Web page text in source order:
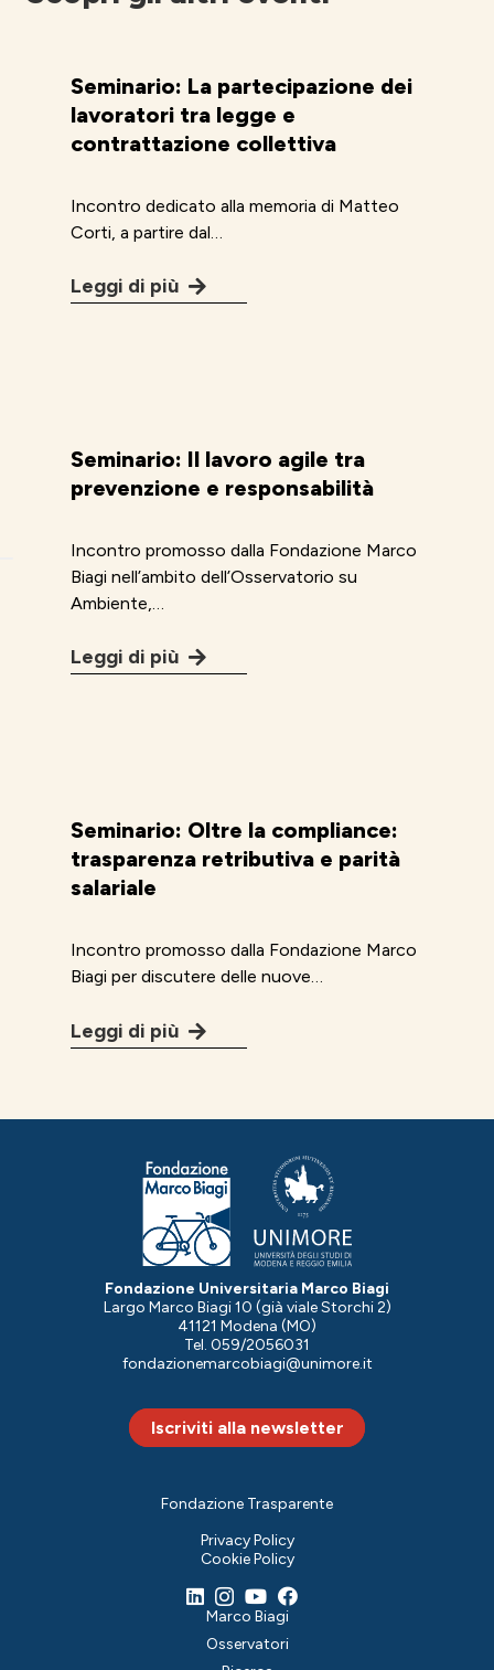
Seminario: La partecipazione dei
lavoratori tra legge e
contrattazione collettiva
Incontro dedicato alla memoria di Matteo
Corti, a partire dal…
Leggi di più
Seminario: Il lavoro agile tra
prevenzione e responsabilità
Incontro promosso dalla Fondazione Marco
Biagi nell’ambito dell’Osservatorio su
Ambiente,…
Leggi di più
Seminario: Oltre la compliance:
trasparenza retributiva e parità
salariale
Incontro promosso dalla Fondazione Marco
Biagi per discutere delle nuove…
Leggi di più
Fondazione Universitaria Marco Biagi
Largo Marco Biagi 10 (già viale Storchi 2)
41121 Modena (MO)
Tel. 059/2056031
fondazionemarcobiagi@unimore.it
Iscriviti alla newsletter
Marco Biagi
Osservatori
Fondazione Trasparente
Privacy Policy
Cookie Policy